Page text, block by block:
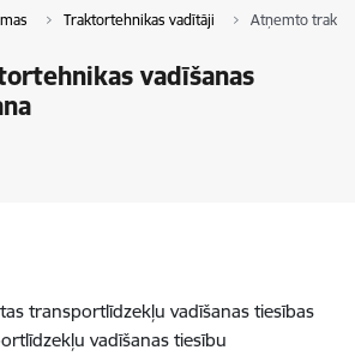
Traktortehnikas vadītāji Atņemto
vadīšanas
transportlīdzekļu vadīšanas tiesības
vadīšanas tiesību